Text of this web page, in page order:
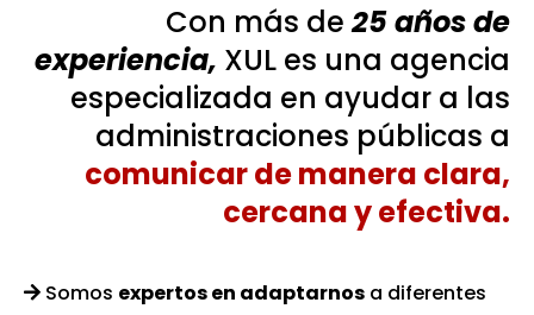
Con más de25 años de
experiencia, XUL es una agencia
especializada en ayudar a las
administraciones públicas a
comunicar de manera clara,
cercana y efectiva.
Somos expertos en adaptarnos a diferentes